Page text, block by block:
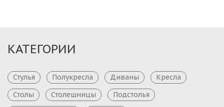
КАТЕГОРИИ
Стулья Полукресла Диваны
Кресла
Столы
Столешницы
Подстолья